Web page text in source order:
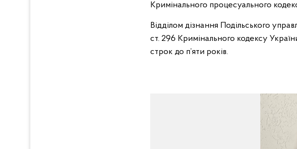
Кримінального процесуального
Відділом дізнання Подільського
ст. 296 Кримінального кодексу
строк до п’яти років.